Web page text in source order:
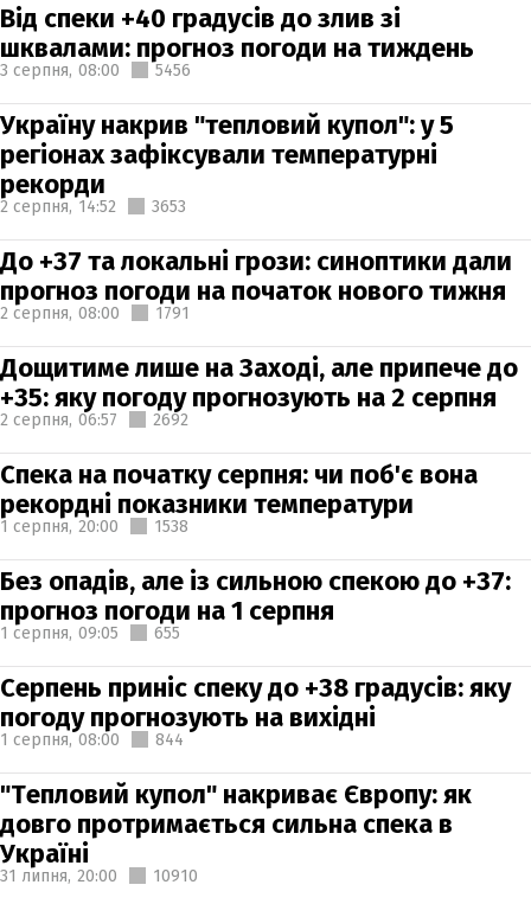
Від спеки +40 градусів до злив зі
шквалами: прогноз погоди на тиждень
3 серпня, 08:00 5456
Україну накрив "тепловий купол": у 5
регіонах зафіксували температурні
рекорди
2 серпня, 14:52 3653
До +37 та локальні грози: синоптики дали
прогноз погоди на початок нового тижня
2 серпня, 08:00 1791
Дощитиме лише на Заході, але припече до
+35: яку погоду прогнозують на 2 серпня
2 серпня, 06:57 2692
Спека на початку серпня: чи поб'є вона
рекордні показники температури
1 серпня, 20:00 1538
Без опадів, але із сильною спекою до +37:
прогноз погоди на 1 серпня
1 серпня, 09:05 655
Серпень приніс спеку до +38 градусів: яку
погоду прогнозують на вихідні
1 серпня, 08:00 844
"Тепловий купол" накриває Європу: як
довго протримається сильна спека в
Україні
31 липня, 20:00 10910